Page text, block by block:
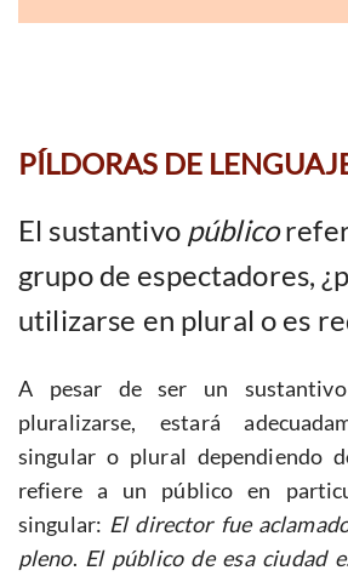
PÍLDORAS DE
El sustantivo público
grupo de espectadores,
utilizarse en plural o es
A pesar de ser un
pluralizarse, estará
singular o plural dependiendo
refiere a un público en
singular: El director fue
pleno. El público de esa ciudad